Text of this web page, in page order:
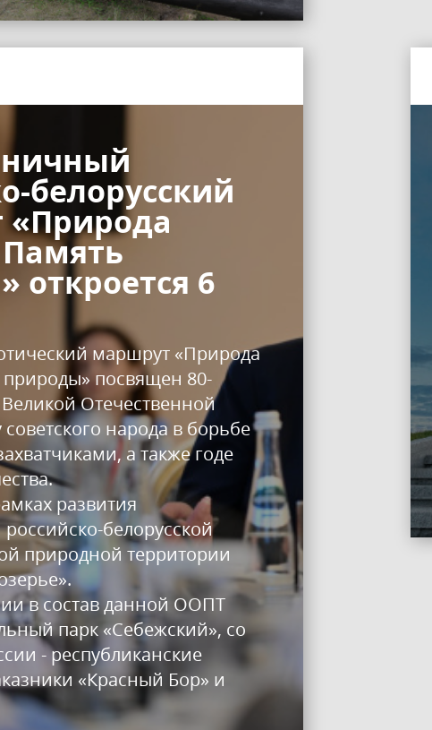
белорусский
откроется 6
маршрут «Природа
посвящен 80-
Отечественной
народа в борьбе
а также годе
развития
белорусской
природной территории
в состав данной ООПТ
парк «Себежский», со
- республиканские
«Красный Бор» и